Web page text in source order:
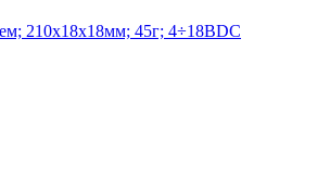
210x18x18мм; 45г; 4÷18ВDC